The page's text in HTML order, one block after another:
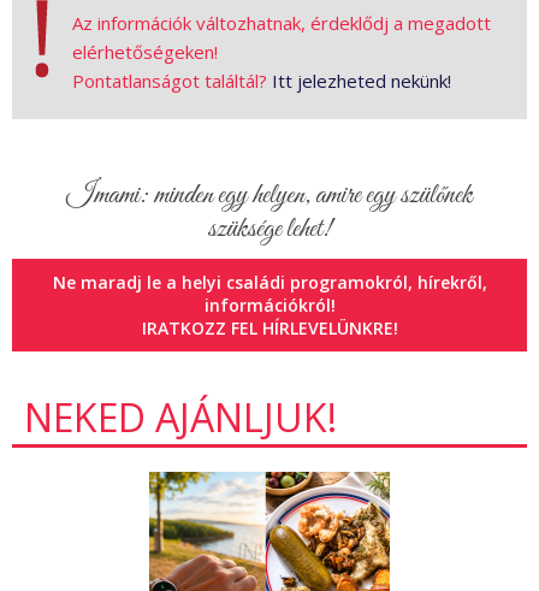
A közel két órás koncerten a zenekar ezúttal fúvós szekcióval
is kiegészül, hogy az ismert dalok a lehető legautentikusabban
szólaljanak meg a korai 50-es évektől, egészen a 70-es évek
Jegyvásárlás
Az információk változhatnak, érdeklődj a megadott
elérhetőségeken!
Pontatlanságot találtál? Itt jelezheted nekünk!
Imami: minden egy helyen, amire egy szülőnek
szüksége lehet!
Ne maradj le a helyi családi programokról, hírekről,
információkról!
IRATKOZZ FEL HÍRLEVELÜNKRE!
NEKED AJÁNLJUK!